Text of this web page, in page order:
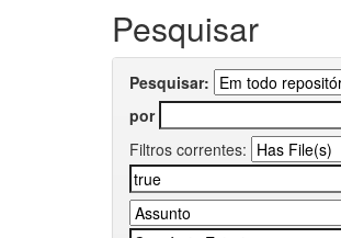
Pesquisar
Pesquisar:
por
Filtros correntes: